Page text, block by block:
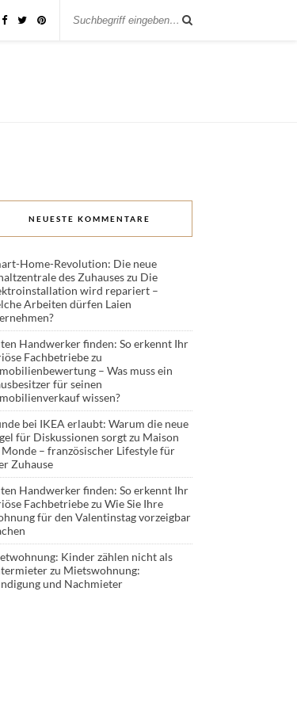
NEUESTE KOMMENTARE
Home-Revolution: Die neue
des Zuhauseszu Die
wird repariert –
Arbeiten dürfen Laien
Handwerker finden: So erkennt Ihr
Fachbetriebezu
– Was muss ein
für seinen
wissen?
bei IKEA erlaubt: Warum die neue
für Diskussionen sorgtzu Maison
– französischer Lifestyle für
Zuhause
Handwerker finden: So erkennt Ihr
Fachbetriebezu Wie Sie Ihre
für den Valentinstag vorzeigbar
Kinder zählen nicht als
zu Mietswohnung:
und Nachmieter